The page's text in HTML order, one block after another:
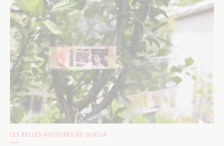
LES BELLES HISTOIRES DE GUÉLIA